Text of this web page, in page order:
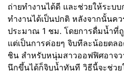
ถ่ายทำงานได้ดี และช่วยให้ระบบ
ทำงานได้เป็นปกติ หลังจากนั้นค
ประมาณ 1 ชม. โดยการดื่มน้ำที่
แต่เป็นการค่อยๆ จิบทีละน้อยตล
ชิน สำหรับหนุ่มสาวออฟฟิศอาจว
นึกขึ้นได้ก็จิบน้ำทันที วิธีนี้จะช่ว